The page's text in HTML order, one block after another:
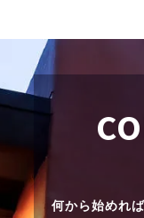
何から始めれ